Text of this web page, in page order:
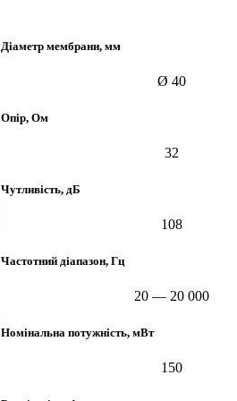
Діаметр мембрани, мм
Ø 40
Опір, Ом
32
Чутливість, дБ
108
Частотний діапазон, Гц
20 — 20 000
Номінальна потужність, мВт
150